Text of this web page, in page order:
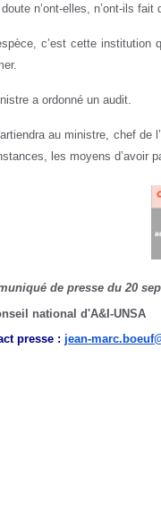
n’ont-elles, n’ont-ils fait
c’est cette institution
a ordonné un audit.
au ministre, chef
les moyens d’avoir
de presse du 20
national d'A&I-UNSA
presse : jean-